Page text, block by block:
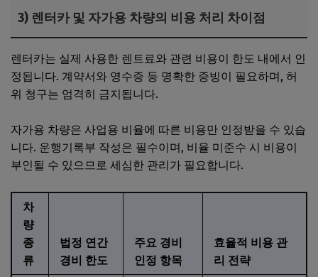
3) 렌터카 및 자가용 차량의 비용 처리 차이점
렌터카는 실제 사용한 렌트료와 관련 비용이 한도 내에서 인
정됩니다. 계약서와 영수증 등 명확한 증빙이 필요하며, 허
위 청구는 엄격히 금지됩니다.
자가용 차량은 사업용 비율에 따른 비용만 인정받을 수 있습
니다. 운행기록부 작성은 필수이며, 비율 미준수 시 비용이
부인될 수 있으므로 세심한 관리가 필요합니다.
차
량
종
류
법정 연간
경비 한도
주요 경비
인정 항목
효율적 비용 관
리 전략